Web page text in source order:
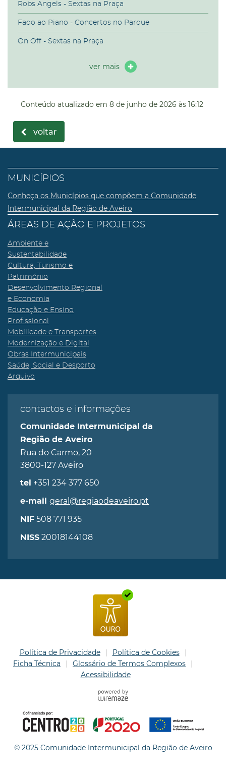
Robs Angels - Sextas na Praça
Fado ao Piano - Concertos no Parque
On Off - Sextas na Praça
ver mais
Conteúdo atualizado em 8 de junho de 2026 às 16:12
voltar
MUNICÍPIOS
Conheça os Municípios que compõem a Comunidade
Intermunicipal da Região de Aveiro
ÁREAS DE AÇÃO E PROJETOS
Ambiente e
Sustentabilidade
Cultura, Turismo e
Património
Desenvolvimento Regional
e Economia
Educação e Ensino
Profissional
Mobilidade e Transportes
Modernização e Digital
Obras Intermunicipais
Saúde, Social e Desporto
Arquivo
contactos e informações
Comunidade Intermunicipal da
Região de Aveiro
Rua do Carmo, 20
3800-127 Aveiro
tel +351 234 377 650
e-mail geral@regiaodeaveiro.pt
NIF 508 771 935
NISS 20018144108
Política de Privacidade
Política de Cookies
Ficha Técnica
Glossário de Termos Complexos
Acessibilidade
© 2025 Comunidade Intermunicipal da Região de Aveiro